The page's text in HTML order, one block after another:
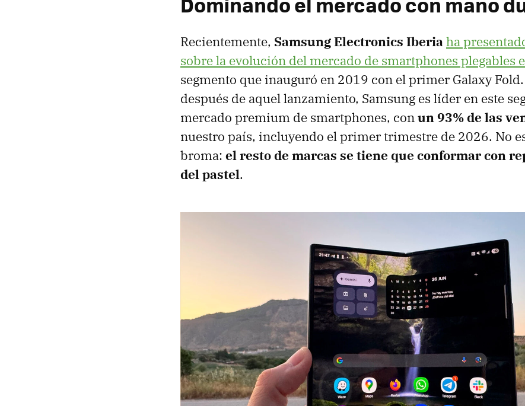
Recientemente, Samsung Electronics Iberia ha
sobre la evolución del mercado de smartphones plegables
segmento que inauguró en 2019 con el primer Galaxy Fold.
después de aquel lanzamiento, Samsung es líder en este
mercado premium de smartphones, conun 93% de las
nuestro país, incluyendo el primer trimestre de 2026. No
broma: el resto de marcas se tiene que conformar con
del pastel.